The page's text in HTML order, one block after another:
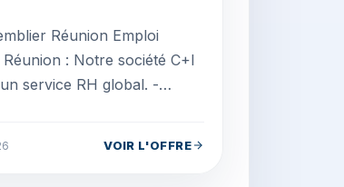
Réunion Emploi
: Notre société C+I
service RH global. -
VOIR L'OFFRE